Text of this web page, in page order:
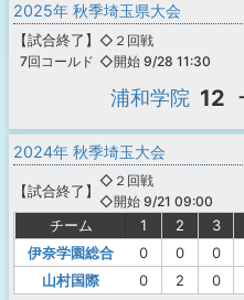
2025年 秋季埼玉県大会
【試合終了 】
7回コールド
◇２回戦
◇開始 9/28 11:30
浦和学院 12
2024年 秋季埼玉大会
【試合終了 】
◇２回戦
◇開始 9/21 09:00
チーム 1 2 3
伊奈学園総合
0 0 0
山村国際
0 2 0